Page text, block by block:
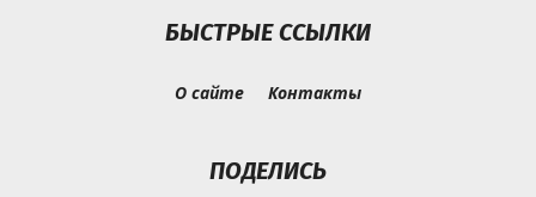
БЫСТРЫЕ ССЫЛКИ
О сайте Контакты
ПОДЕЛИСЬ